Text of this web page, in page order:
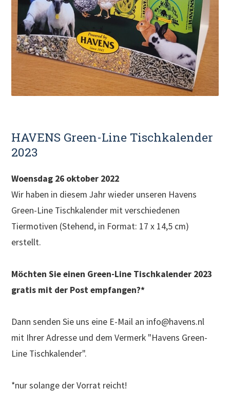
HAVENS Green-Line Tischkalender
2023
Woensdag 26 oktober 2022
Wir haben in diesem Jahr wieder unseren Havens
Green-Line Tischkalender mit verschiedenen
Tiermotiven (Stehend, in Format: 17 x 14,5 cm)
erstellt.
Möchten Sie einen Green-Line Tischkalender 2023
gratis mit der Post empfangen?*
Dann senden Sie uns eine E-Mail an info@havens.nl
mit Ihrer Adresse und dem Vermerk "Havens Green-
Line Tischkalender".
*nur solange der Vorrat reicht!